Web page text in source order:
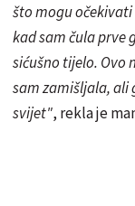
što mogu očekivati
kad sam čula prve
sićušno tijelo. Ovo
sam zamišljala, ali
svijet", rekla je